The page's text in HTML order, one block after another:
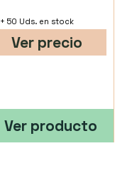
+ 50 Uds. en stock
Ver precio
Ver producto